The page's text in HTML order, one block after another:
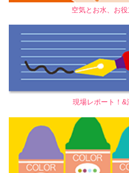
空気とお水、お
現場レポート！&